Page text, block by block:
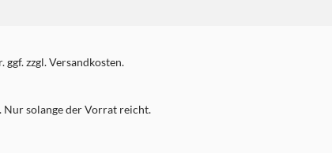
zzgl. Versandkosten.
solange der Vorrat reicht.